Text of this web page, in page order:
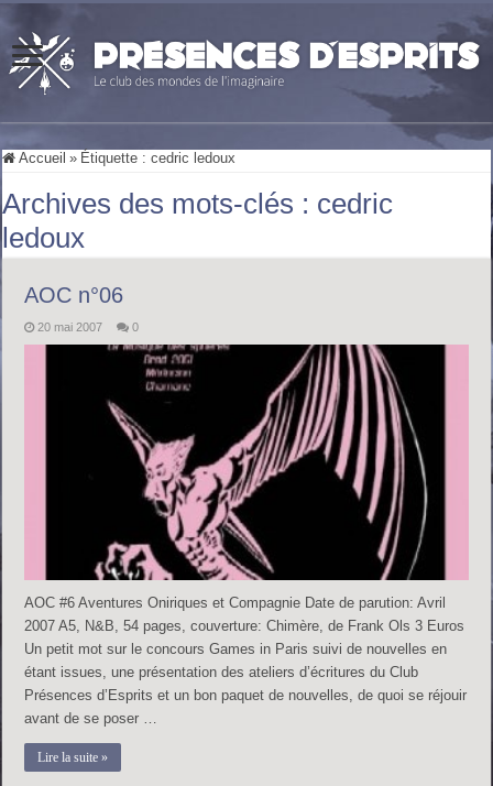
Accueil » Étiquette :cedric ledoux
Archives des mots-clés : cedric
ledoux
AOC n°06
20 mai 2007 0
AOC #6 Aventures Oniriques et Compagnie Date de parution: Avril
2007 A5, N&B, 54 pages, couverture: Chimère, de Frank Ols 3 Euros
Un petit mot sur le concours Games in Paris suivi de nouvelles en
étant issues, une présentation des ateliers d’écritures du Club
Présences d’Esprits et un bon paquet de nouvelles, de quoi se réjouir
avant de se poser …
Lire la suite »